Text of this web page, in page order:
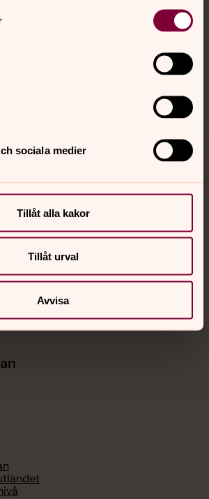
sociala medier
Tillåt alla kakor
Tillåt urval
Avvisa
och nätter.